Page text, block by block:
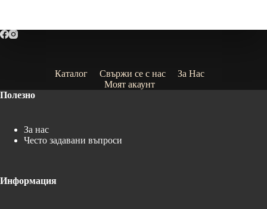
Каталог Свържи се с нас
За Нас
Моят акаунт
Полезно
За нас
Често задавани въпроси
Информация